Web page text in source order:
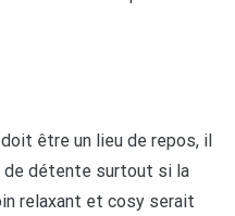
être un lieu de repos, il
de détente surtout si la
relaxant et cosy serait